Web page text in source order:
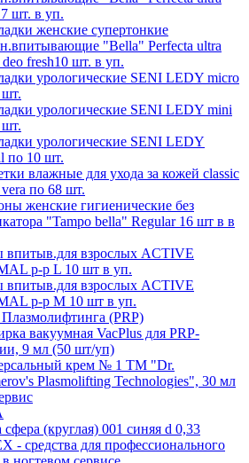
шт. в уп.
женские супертонкие
"Bella" Perfecta ultra
fresh10 шт. в уп.
урологические SENI LEDY micro
урологические SENI LEDY mini
урологические SENI LEDY
по 10 шт.
влажные для ухода за кожей classic
по 68 шт.
женские гигиенические без
"Tampo bella" Regular 16 шт в в
впитыв.для взрослых ACTIVE
р-р L 10 шт в уп.
впитыв.для взрослых ACTIVE
р-р М 10 шт в уп.
(PRP)
вакуумная VacPlus для PRP-
9 мл (50 шт/уп)
крем № 1 ТМ "Dr.
Plasmolifting Technologies", 30 мл
сфера (круглая) 001 синяя d 0,33
- средства для профессионального